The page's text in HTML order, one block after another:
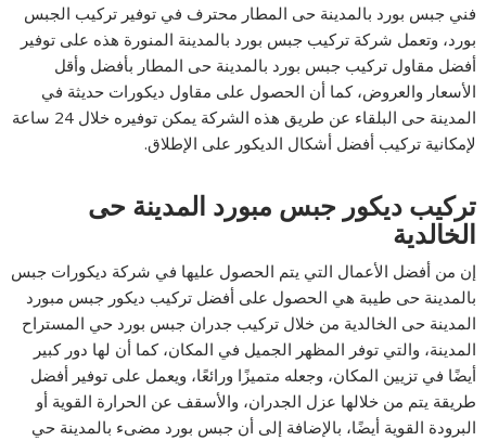
فني جبس بورد بالمدينة حى المطار محترف في توفير تركيب الجبس
بورد، وتعمل شركة تركيب جبس بورد بالمدينة المنورة هذه على توفير
أفضل مقاول تركيب جبس بورد بالمدينة حى المطار بأفضل وأقل
الأسعار والعروض، كما أن الحصول على مقاول ديكورات حديثة في
المدينة حى البلقاء عن طريق هذه الشركة يمكن توفيره خلال 24 ساعة
لإمكانية تركيب أفضل أشكال الديكور على الإطلاق.
تركیب دیكور جبس مبورد المدینة حى
الخالدیة
إن من أفضل الأعمال التي يتم الحصول عليها في شركة دیكورات جبس
بالمدینة حى طیبة هي الحصول على أفضل تركیب دیكور جبس مبورد
المدینة حى الخالدیة من خلال تركيب جدران جبس بورد حي المستراح
المدينة، والتي توفر المظهر الجميل في المكان، كما أن لها دور كبير
أيضًا في تزيين المكان، وجعله متميزًا ورائعًا، ويعمل على توفير أفضل
طريقة يتم من خلالها عزل الجدران، والأسقف عن الحرارة القوية أو
البرودة القوية أيضًا، بالإضافة إلى أن جبس بورد مضىء بالمدینة حي